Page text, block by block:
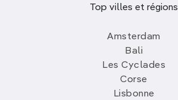
Top villes et régions
Amsterdam
Bali
Les Cyclades
Corse
Lisbonne